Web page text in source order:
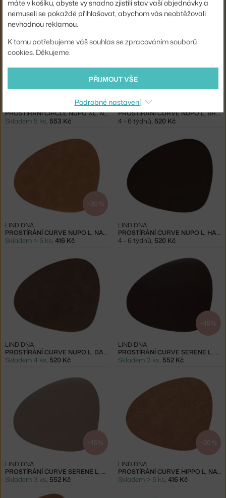
−15 %
PROSTÍRÁNÍ CIRCLE NUPO XL, NOUGAT
Skladem 5 ks, 553 Kč
PROSTÍRÁNÍ CURVE NUPO L, BROWN
LIND DNA
4 - 6 týdnů, 520 Kč
−20 %
PROSTÍRÁNÍ CURVE NUPO L, NATURE
LIND DNA
Skladem > 5 ks, 416 Kč
PROSTÍRÁNÍ CURVE NUPO L, HAZEL
LIND DNA
4 - 6 týdnů, 520 Kč
PROSTÍRÁNÍ CURVE NUPO L, DARK BROWN
LIND DNA
Skladem 4 ks, 520 Kč
−15 %
PROSTÍRÁNÍ CURVE SERENE L, HAZEL
LIND DNA
Skladem 3 ks, 552 Kč
−15 %
PROSTÍRÁNÍ CURVE SERENE L, GREY
LIND DNA
Skladem 3 ks, 552 Kč
−20 %
PROSTÍRÁNÍ CURVE HIPPO L, NATURE
LIND DNA
Skladem > 5 ks, 416 Kč
máte v košíku, abyste vy snadno zjistili stav vaší objednávky a
nemuseli se pokaždé přihlašovat, abychom vás neobtěžovali
nevhodnou reklamou.
K tomu potřebujeme váš souhlas se zpracováním souborů
cookies. Děkujeme.
PŘIJMOUT VŠE
Podrobné nastavení